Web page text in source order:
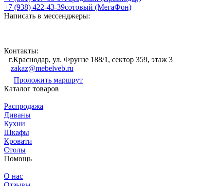
+7 (938) 422-43-39сотовый (МегаФон)
Написать в мессенджеры:
Контакты:
г.Краснодар, ул. Фрунзе 188/1, сектор 359, этаж 3
zakaz@mebelveb.ru
Проложить маршрут
Каталог товаров
Распродажа
Диваны
Кухни
Шкафы
Кровати
Столы
Помощь
О нас